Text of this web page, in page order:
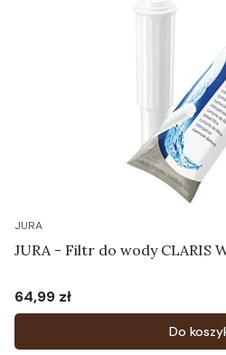
JURA
JURA - Filtr do wody CLARIS
Cena
64,99 zł
Do